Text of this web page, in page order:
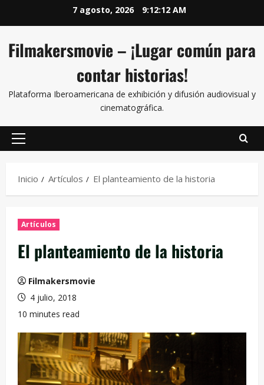
7 agosto, 2026 9:12:14 AM
Filmakersmovie – ¡Lugar común para
contar historias!
Plataforma Iberoamericana de exhibición y difusión audiovisual y
cinematográfica.
Inicio Artículos El planteamiento de la historia
Artículos
El planteamiento de la historia
Filmakersmovie
4 julio, 2018
10 minutes read